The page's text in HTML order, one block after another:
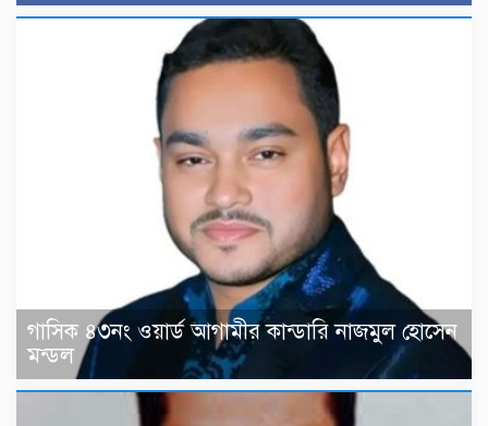
গাসিক ৪৩নং ওয়ার্ড আগামীর কান্ডারি নাজমুল হোসেন
মন্ডল